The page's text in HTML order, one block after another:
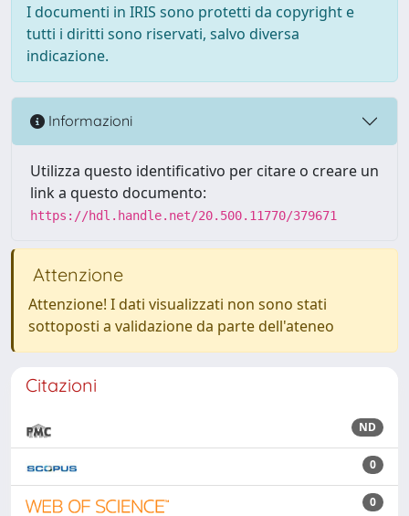
I documenti in IRIS sono protetti da copyright e
tutti i diritti sono riservati, salvo diversa
indicazione.
Informazioni
Utilizza questo identificativo per citare o creare un
link a questo documento:
https://hdl.handle.net/20.500.11770/379671
Attenzione
Attenzione! I dati visualizzati non sono stati
sottoposti a validazione da parte dell'ateneo
Citazioni
ND
0
0